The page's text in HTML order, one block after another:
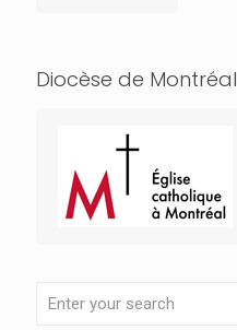
Diocèse de Montréal